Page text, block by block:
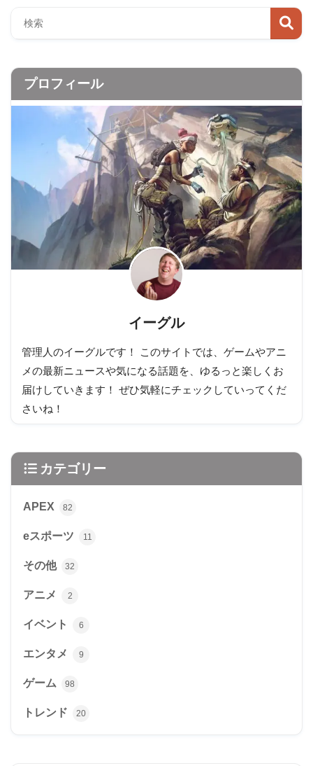
プロフィール
イーグル
管理人のイーグルです！ このサイトでは、ゲームやアニ
メの最新ニュースや気になる話題を、ゆるっと楽しくお
届けしていきます！ ぜひ気軽にチェックしていってくだ
さいね！
カテゴリー
APEX 82
eスポーツ 11
その他 32
アニメ 2
イベント 6
エンタメ 9
ゲーム 98
トレンド 20